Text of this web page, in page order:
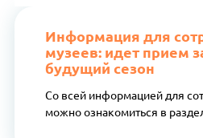
Информация для
музеев: идет прием
будущий сезон
Со всей информацией для
можно ознакомиться в